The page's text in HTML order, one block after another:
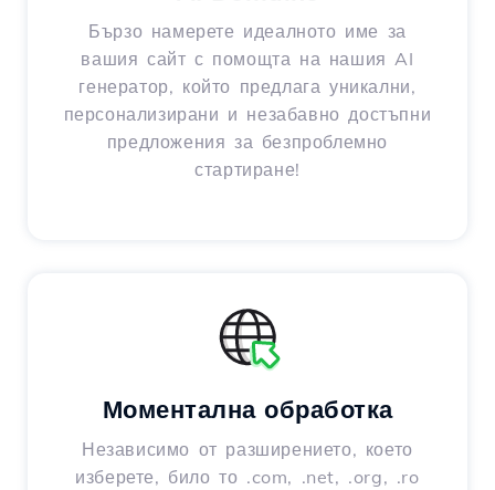
Бързо намерете идеалното име за
вашия сайт с помощта на нашия AI
генератор, който предлага уникални,
персонализирани и незабавно достъпни
предложения за безпроблемно
стартиране!
Моментална обработка
Независимо от разширението, което
изберете, било то .com, .net, .org, .ro